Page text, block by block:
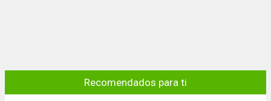
Recomendados para ti